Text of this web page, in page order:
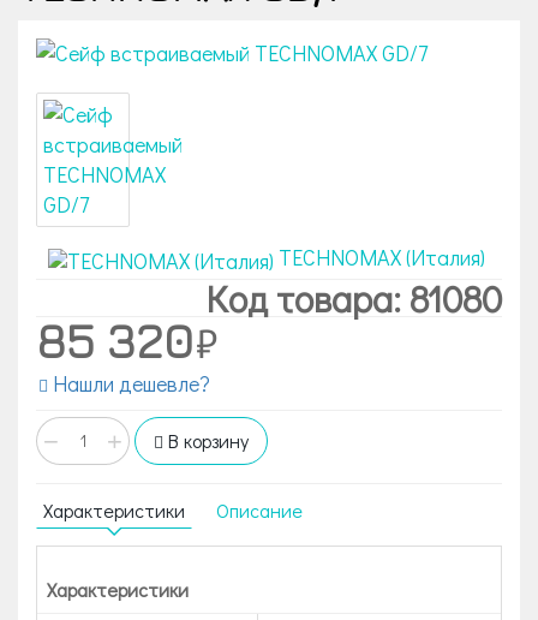
TECHNOMAX (Италия)
Код товара: 81080
85 320
Нашли дешевле?
− + В корзину
Характеристики Описание
Характеристики